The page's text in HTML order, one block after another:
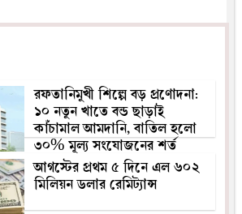
রফতানিমুখী শিল্পে বড় প্রণোদনা:
১০ নতুন খাতে বন্ড ছাড়াই
কাঁচামাল আমদানি, বাতিল হলো
৩০% মূল্য সংযোজনের শর্ত
আগস্টের প্রথম ৫ দিনে এল ৬০২
মিলিয়ন ডলার রেমিট্যান্স